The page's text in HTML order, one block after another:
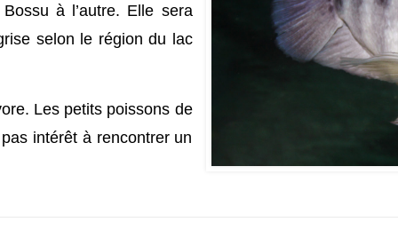
à l’autre. Elle sera
selon le région du lac
Les petits poissons de
intérêt à rencontrer un